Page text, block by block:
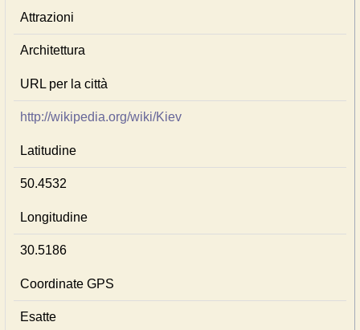
Attrazioni
Architettura
URL per la città
http://wikipedia.org/wiki/Kiev
Latitudine
50.4532
Longitudine
30.5186
Coordinate GPS
Esatte